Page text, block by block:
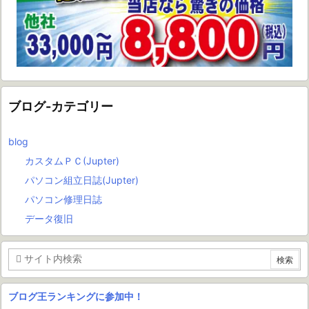
ブログ-カテゴリー
blog
カスタムＰＣ(Jupter)
パソコン組立日誌(Jupter)
パソコン修理日誌
データ復旧
ブログ王ランキングに参加中！